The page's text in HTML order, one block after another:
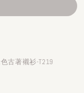
古著襯衫-T219